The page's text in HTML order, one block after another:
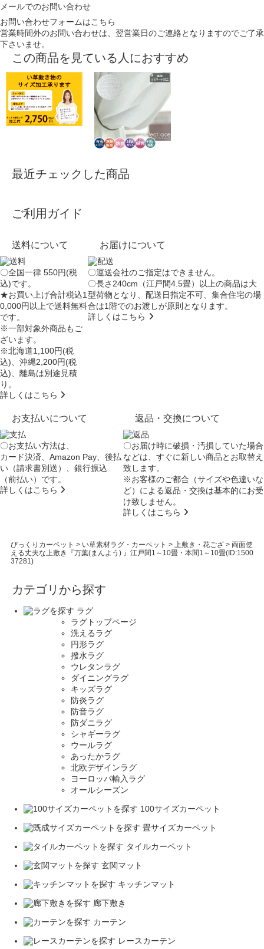
メールでのお問い合わせ
お問い合わせフォームはこちら
営業時間外のお問い合わせは、翌営業日のご連絡となりますのでご了承
下さいませ。
この商品を見ている人におすすめ
最近チェックした商品
ご利用ガイド
送料について
〇全国一律 550円(税
込)です。
★お買い上げ合計税込1
0,000円以上で送料無料
です。
※一部対象外商品もご
ざいます。
※北海道1,100円(税
込)、沖縄2,200円(税
込)、離島は別途見積
り。
詳しくはこちら
お届けについて
〇運送会社のご指定はできません。
〇長さ240cm（江戸間4.5畳）以上の商品は大
型荷物となり、配送日指定不可、集合住宅の場
合は1階でのお渡しが原則となります。
詳しくはこちら
お支払いについて
〇お支払い方法は、
カード決済、Amazon Pay、後払
い（請求書別送）、銀行振込
（前払い）です。
詳しくはこちら
返品・交換について
〇お届け時に破損・汚損していた場合
などは、すぐに新しい商品とお取替え
致します。
※お客様のご都合（サイズや色違いな
ど）による返品・交換は基本的にお受
け致しません。
詳しくはこちら
びっくりカーペット > い草素材ラグ・カーペット > 上敷き・花ござ> 両面使
える丈夫な上敷き『万葉(まんよう) 』江戸間1～10畳・本間1～10畳(ID:1500
37281)
カテゴリから探す
ラグ
ラグトップページ
洗えるラグ
円形ラグ
撥水ラグ
ウレタンラグ
ダイニングラグ
キッズラグ
防炎ラグ
防音ラグ
防ダニラグ
シャギーラグ
ウールラグ
あったかラグ
北欧デザインラグ
ヨーロッパ輸入ラグ
オールシーズン
100サイズカーペット
畳サイズカーペット
タイルカーペット
玄関マット
キッチンマット
廊下敷き
カーテン
レースカーテン